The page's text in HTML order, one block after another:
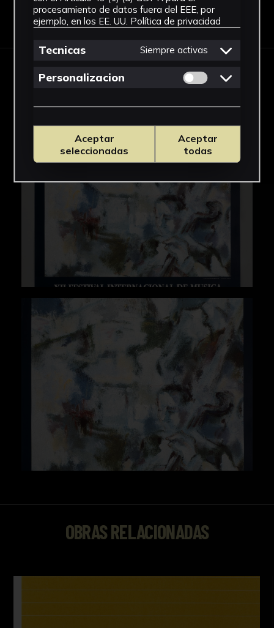
Descargar Ficha
IMÁGENES
OBRAS RELACIONADAS
procesamiento de datos fuera del EEE, por
ejemplo, en los EE. UU. Política de privacidad
Tecnicas Siempre activas
Personalizacion Permitir cookies
Aceptar
seleccionadas
Aceptar
todas